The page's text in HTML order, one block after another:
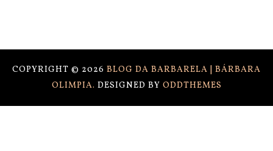
COPYRIGHT © 2026 BLOG DA BARBARELA | BÁRBARA
OLIMPIA. DESIGNED BY ODDTHEMES